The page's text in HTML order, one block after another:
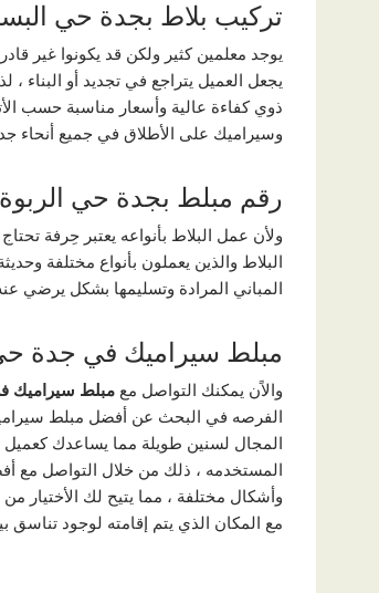
تركيب بلاط بجدة حي
يوجد معلمين كثير ولكن قد يكونوا غير
يجعل العميل يتراجع في تجديد أو البناء
ذوي كفاءة عالية وأسعار مناسبة حسب
وسيراميك علی الأطلاق في جميع أنحاء
رقم مبلط بجدة حي الربوة
ولأن عمل البلاط بأنواعه يعتبر حِرفة
البلاط والذين يعملون بأنواع مختلفة
المباني المرادة وتسليمها بشكل يرضي عنه
مبلط سيراميك في جدة حي
والاًن يمكنك التواصل مع مبلط سيراميك
الفرصه في البحث عن أفضل مبلط
المجال لسنين طويلة مما يساعدك كعميل
المستخدمه ، ذلك من خلال التواصل مع
وأشكال مختلفة ، مما يتيح لك الأختيار
مع المكان الذي يتم إقامته لوجود تناسق